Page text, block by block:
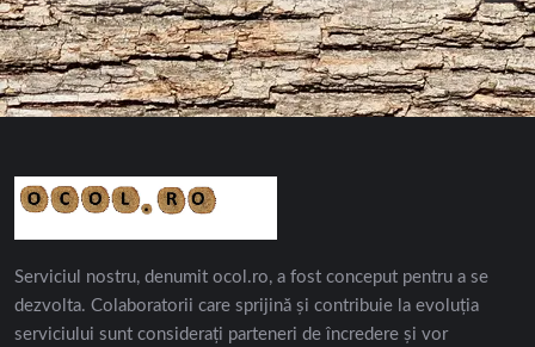
Serviciul nostru, denumit ocol.ro, a fost conceput pentru a se
dezvolta. Colaboratorii care sprijină și contribuie la evoluția
serviciului sunt considerați parteneri de încredere și vor